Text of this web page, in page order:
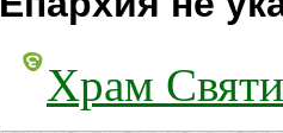
Храм